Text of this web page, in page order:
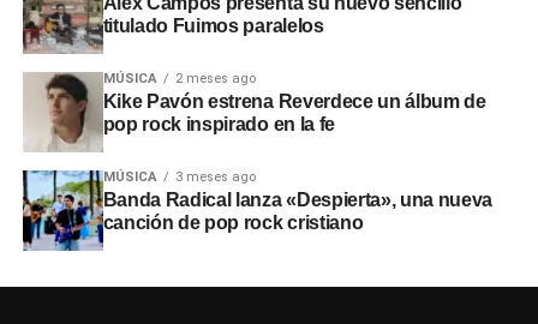
titulado Fuimos paralelos
MÚSICA 2 meses ago
Kike Pavón estrena Reverdece un álbum de
pop rock inspirado en la fe
MÚSICA 3 meses ago
Banda Radical lanza «Despierta», una nueva
canción de pop rock cristiano